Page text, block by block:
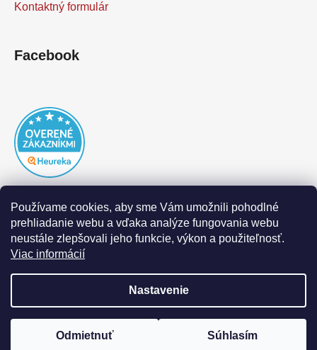
Používame cookies, aby sme Vám umožnili pohodlné
prehliadanie webu a vďaka analýze fungovania webu
neustále zlepšovali jeho funkcie, výkon a použiteľnosť.
Viac informácií
Nastavenie
Odmietnuť Súhlasím
Kontaktný formulár
Facebook
|Realizoval Appgrade
Copyright 2026
. Všetky práva